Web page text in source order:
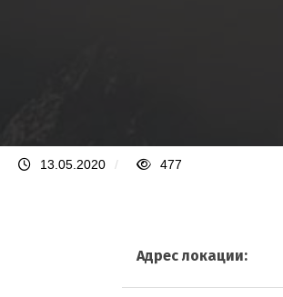
13.05.2020 / 477
Адрес локации: